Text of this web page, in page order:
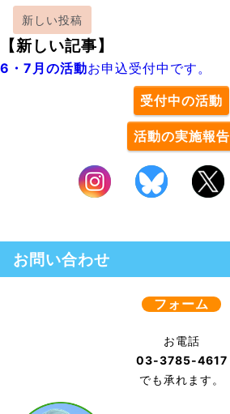
新しい投稿
【新しい記事】
6・7月の活動お申込受付中です。
受付中の活動
活動の実施報告
お問い合わせ
フォーム
お電話
03-3785-4617
でも承れます。